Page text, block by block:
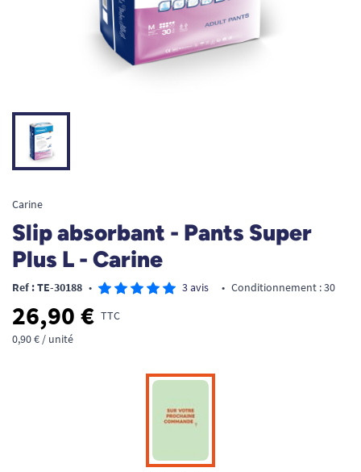
Carine
Slip absorbant - Pants Super
Plus L - Carine
Ref : TE-30188 • 3 avis • Conditionnement : 30
26,90 € TTC
0,90 € / unité